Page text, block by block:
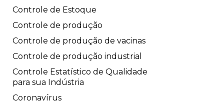
Controle de Estoque
Controle de produção
Controle de produção de vacinas
Controle de produção industrial
Controle Estatístico de Qualidade
para sua Indústria
Coronavírus